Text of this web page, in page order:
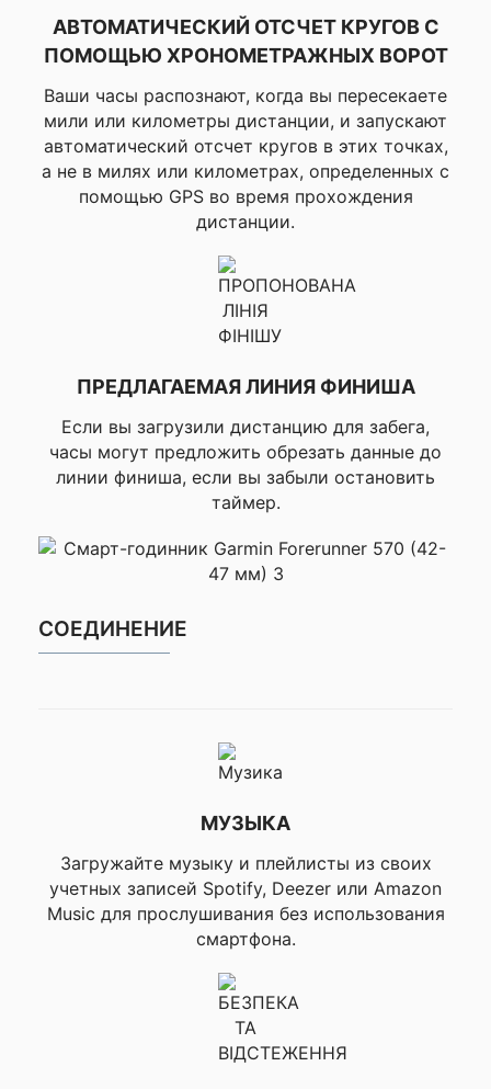
✔ ДЛЯ ВЕЛОСПОРТА
измерителем
мощности), ▸Гонки,
▸Уведомления (сигнал
время, дистанция,
пульс или калории),
▸Кривая мощности и %
FTP тренировок,
▸Совместимость с
Vector и Rally
Varia Vision,
Совместимость с
▸Совместимость с
▸Поддержка датчика
сорости и кадэнса (с
датчиком),
▸Совместимость с
мощности
▸Характеристики
эффективность
плавания (SWOLF),
калории),
▸Определение стиля
плавания (фристайл,
на спине, брасс,
плавания, ▸Основной
бассейнов), ▸"REPEAT
АВТОМАТИЧЕСКИЙ ОТСЧЕТ КРУГОВ С
ПОМОЩЬЮ ХРОНОМЕТРАЖНЫХ ВОРОТ
Ваши часы распознают, когда вы пересекаете
мили или километры дистанции, и запускают
автоматический отсчет кругов в этих точках,
а не в милях или километрах, определенных с
помощью GPS во время прохождения
дистанции.
ПРЕДЛАГАЕМАЯ ЛИНИЯ ФИНИША
Если вы загрузили дистанцию для забега,
часы могут предложить обрезать данные до
линии финиша, если вы забыли остановить
таймер.
СОЕДИНЕНИЕ
МУЗЫКА
Загружайте музыку и плейлисты из своих
учетных записей Spotify, Deezer или Amazon
Music для прослушивания без использования
смартфона.